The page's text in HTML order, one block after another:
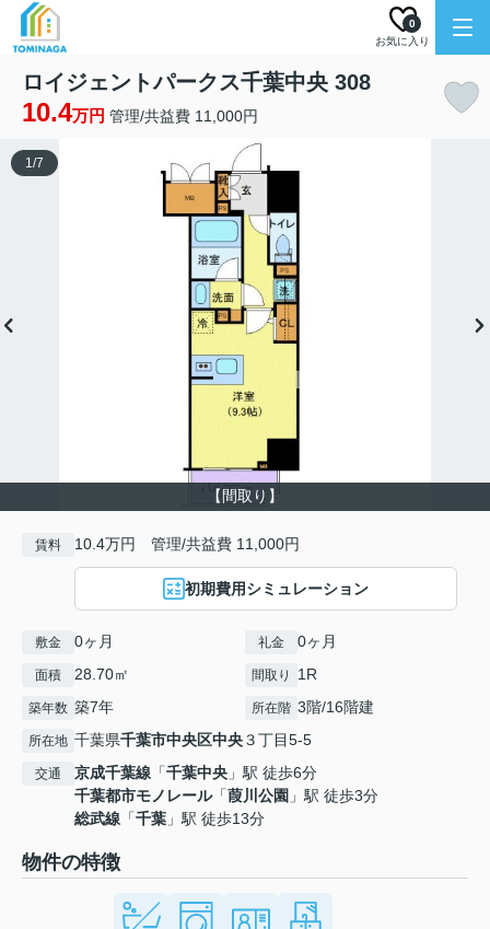
お気に入り
0
ロイジェントパークス千葉中央 308
10.4万円 管理/共益費 11,000円
【間取り】
1/7
賃料 10.4万円 管理/共益費 11,000円
初期費用シミュレーション
敷金 0ヶ月 礼金 0ヶ月
面積 28.70㎡ 間取り 1R
築年数 築7年 所在階 3階/16階建
所在地 千葉県千葉市中央区中央３丁目5-5
交通 京成千葉線 「千葉中央 」駅 徒歩6分
千葉都市モノレール「葭川公園 」駅 徒歩3分
総武線 「千葉 」駅 徒歩13分
物件の特徴